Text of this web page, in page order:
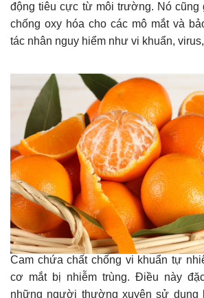
động tiêu cực từ môi trường. Nó cũng
chống oxy hóa cho các mô mắt và
tác nhân nguy hiểm như vi khuẩn,
Cam chứa chất chống vi khuẩn tự
cơ mắt bị nhiễm trùng. Điều này
những người thường xuyên sử dụng